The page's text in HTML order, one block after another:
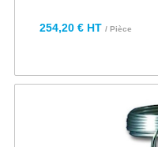
254,20 € HT / Pièce